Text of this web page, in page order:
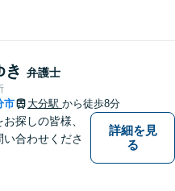
き 弁護士
市 大分駅 から徒歩8分
探しの皆様、
合わせくださ
詳細を見
る